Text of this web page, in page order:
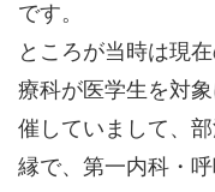
です。
ところが当時は現
療科が医学生を対
催していまして、
縁で、第一内科・